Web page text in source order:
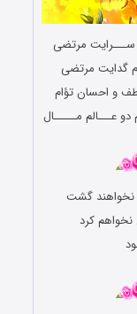
ســـرایت مرتضی
گدایت مرتضی
و احسان تؤام
عـــالم مـــــال
نخواهند گشت
کرد